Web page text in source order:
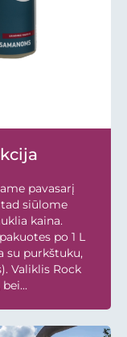
pavasarį
siūlome
kaina.
po 1 L
su purkštuku,
Valiklis Rock